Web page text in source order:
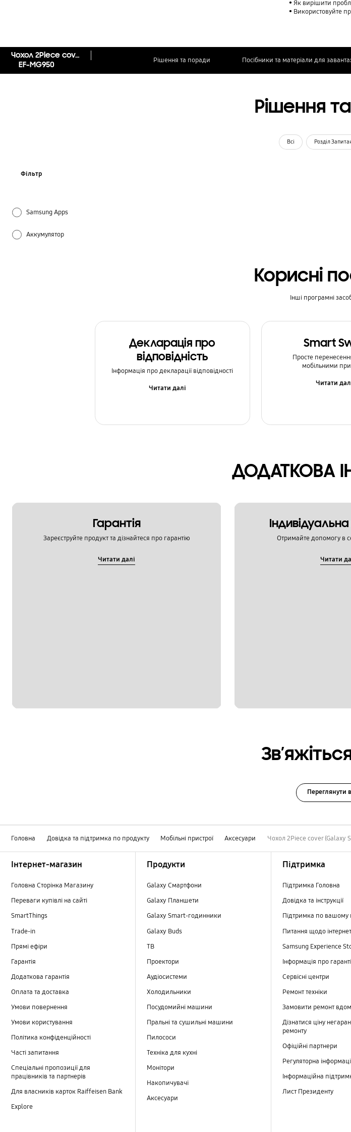
Як вирішити
Використовуйте
Чохол 2Piece cover (Galaxy S8)
EF-MG950
Рішення та поради Посібники та матеріали для
Рішення
Всі Розділ
Фільтр
Samsung Apps
Аккумулятор
Корисні
Інші програмні
Декларація про
відповідність
Інформація про декларації відповідності
Читати далі
Smart
Просте
мобільними
Читати
ДОДАТКОВА
Гарантія
Зареєструйте продукт та дізнайтеся про гарантію
Читати далі
Отримайте допомогу в
Читати
Переглянути
Головна Довідка та підтримка по продукту Мобільні пристрої Аксесуари Чохол 2Piece cover (Galaxy
Інтернет-магазин
Головна Сторінка Магазину
Переваги купівлі на сайті
SmartThings
Trade-in
Прямі ефіри
Гарантія
Додаткова гарантія
Оплата та доставка
Умови повернення
Умови користування
Політика конфіденційності
Часті запитання
Спеціальні пропозиції для
працівників та партнерів
Для власників карток Raiffeisen Bank
Explore
Продукти
Galaxy Смартфони
Galaxy Планшети
Galaxy Smart-годинники
Galaxy Buds
TB
Проектори
Аудіосистеми
Холодильники
Посудомийні машини
Пральні та сушильні машини
Пилососи
Техніка для кухні
Монітори
Накопичувачі
Аксесуари
Підтримка
Підтримка Головна
Довідка та інструкції
Підтримка по вашому
Питання щодо
Samsung Experience
Інформація про
Сервісні центри
Ремонт техніки
Замовити ремонт
Дізнатися ціну
ремонту
Офіційні партнери
Регуляторна
Інформаційна
Лист Президенту